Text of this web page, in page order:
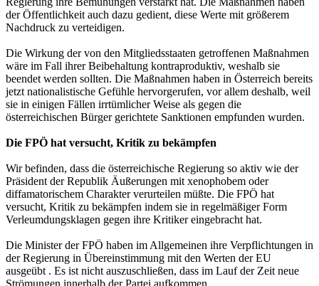
der Öffentlichkeit auch dazu gedient, diese Werte mit größerem
Nachdruck zu verteidigen.
Die Wirkung der von den Mitgliedsstaaten getroffenen Maßnahmen
wäre im Fall ihrer Beibehaltung kontraproduktiv, weshalb sie
beendet werden sollten. Die Maßnahmen haben in Österreich bereits
jetzt nationalistische Gefühle hervorgerufen, vor allem deshalb, weil
sie in einigen Fällen irrtümlicher Weise als gegen die
österreichischen Bürger gerichtete Sanktionen empfunden wurden.
Die FPÖ hat versucht, Kritik zu bekämpfen
Wir befinden, dass die österreichische Regierung so aktiv wie der
Präsident der Republik Äußerungen mit xenophobem oder
diffamatorischem Charakter verurteilen müßte. Die FPÖ hat
versucht, Kritik zu bekämpfen indem sie in regelmäßiger Form
Verleumdungsklagen gegen ihre Kritiker eingebracht hat.
Die Minister der FPÖ haben im Allgemeinen ihre Verpflichtungen in
der Regierung in Übereinstimmung mit den Werten der EU
ausgeübt . Es ist nicht auszuschließen, dass im Lauf der Zeit neue